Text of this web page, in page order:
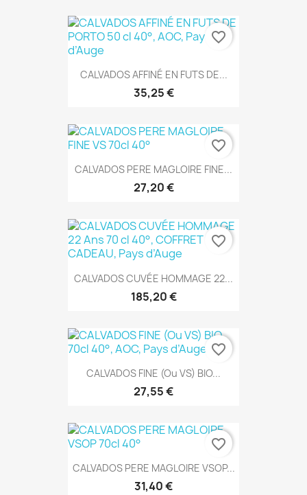
CALVADOS AFFINÉ EN FUTS DE...
35,25 €
favorite_border
CALVADOS PERE MAGLOIRE FINE...
27,20 €
favorite_border
CALVADOS CUVÉE HOMMAGE 22...
185,20 €
favorite_border
CALVADOS FINE (Ou VS) BIO...
27,55 €
favorite_border
CALVADOS PERE MAGLOIRE VSOP...
31,40 €
favorite_border